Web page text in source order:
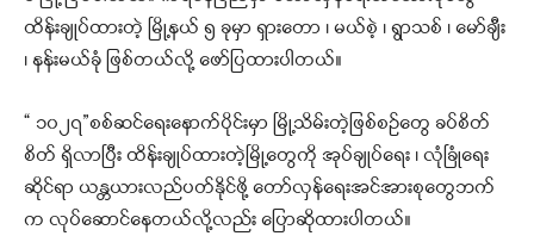
ထိန်းချုပ်ထားတဲ့ မြို့နယ် ၅ ခုမှာ ရှားတော ၊ မယ်စဲ့ ၊ ရွာသစ် ၊ မော်ချီး
၊ နန်းမယ်ခုံ ဖြစ်တယ်လို့ ဖော်ပြထားပါတယ်။
“ ၁၀၂၇”စစ်ဆင်ရေးနောက်ပိုင်းမှာ မြို့သိမ်းတဲ့ဖြစ်စဉ်တွေ ခပ်စိတ်
စိတ် ရှိလာပြီး ထိန်းချုပ်ထားတဲ့မြို့တွေကို အုပ်ချုပ်ရေး ၊ လုံခြုံရေး
ဆိုင်ရာ ယန္တယားလည်ပတ်နိုင်ဖို့ တော်လှန်ရေးအင်အားစုတွေဘက်
က လုပ်ဆောင်နေတယ်လို့လည်း ပြောဆိုထားပါတယ်။